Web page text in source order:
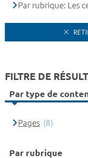
Par rubrique: Les
FILTRE DE
Par type de
Pages (8)
Par rubrique